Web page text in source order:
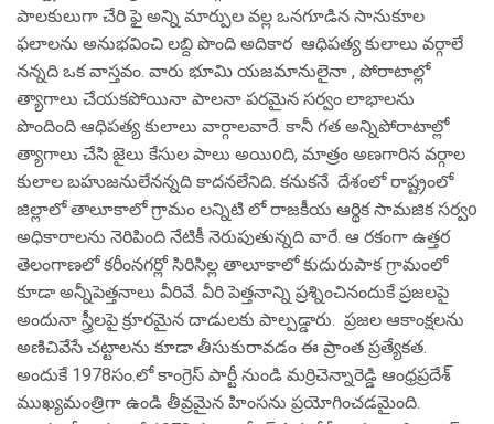
పాలకులుగా చేరి ఫై అన్ని మార్పుల వల్ల ఒనగూడిన సానుకూల
ఫలాలను అనుభవించి లబ్ది పొంది అదికార ఆధిపత్య కులాలు వర్గాలే
నన్నది ఒక వాస్తవం. వారు భూమి యజమానులైనా , పోరాటాల్లో
త్యాగాలు చేయకపోయినా పాలనా పరమైన సర్వం లాభాలను
పొందింది ఆధిపత్య కులాలు వార్గాలవారే. కానీ గత అన్నిపోరాటాల్లో
త్యాగాలు చేసి జైలు కేసుల పాలు అయిoది, మాత్రం అణగారిన వర్గాల
కులాల బహుజనులేనన్నది కాదనలేనిది. కనుకనే దేశంలో రాష్ట్రంలో
జిల్లాలో తాలూకాలో గ్రామం లన్నిటి లో రాజకీయ ఆర్థిక సామజిక సర్వo
అధికారాలను నెరిపింది నేటికీ నెరుపుతున్నది వారే. ఆ రకంగా ఉత్తర
తెలంగాణలో కరీంనగర్లో సిరిసిల్ల తాలూకాలో కుదురుపాక గ్రామంలో
కూడా అన్నీపెత్తనాలు వీరివే. వీరి పెత్తనాన్ని ప్రశ్నించినందుకే ప్రజలపై
అందునా స్త్రీలపై క్రూరమైన దాడులకు పాల్పడ్డారు. ప్రజల ఆకాంక్షలను
అణిచివేసే చట్టాలను కూడా తీసుకురావడం ఈ ప్రాంత ప్రత్యేకత.
అందుకే 1978సం.లో కాంగ్రెస్ పార్టీ నుండి మర్రిచెన్నారెడ్డి ఆంధ్రప్రదేశ్
ముఖ్యమంత్రిగా ఉండి తీవ్రమైన హింసను ప్రయోగించడమైంది.